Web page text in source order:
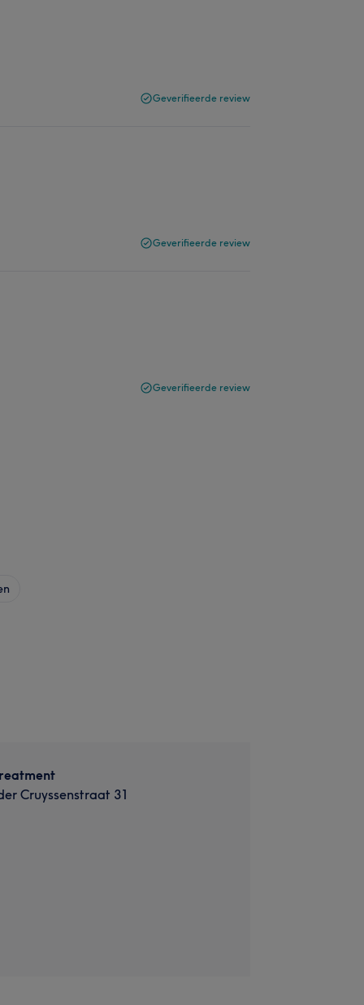
Geverifieerde review
Geverifieerde review
Geverifieerde review
Cruyssenstraat 31